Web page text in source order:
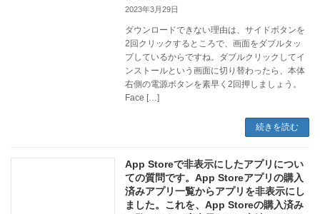
2023年3月29日
ダウンロードできない理由は、サイドボタンを
2回クリックするところで、画面をダブルタッ
プしているからですね。ダブルクリックしてイ
ンストールという画面に切り替わったら、本体
右側の電源ボタンを素早く2回押しましょう。
Face […]
続きを読む
App Storeで非表示にしたアプリについ
ての質問です。App Storeアプリの購入
済みアプリ一覧からアプリを非表示にし
ました。これを、App Storeの購入済み